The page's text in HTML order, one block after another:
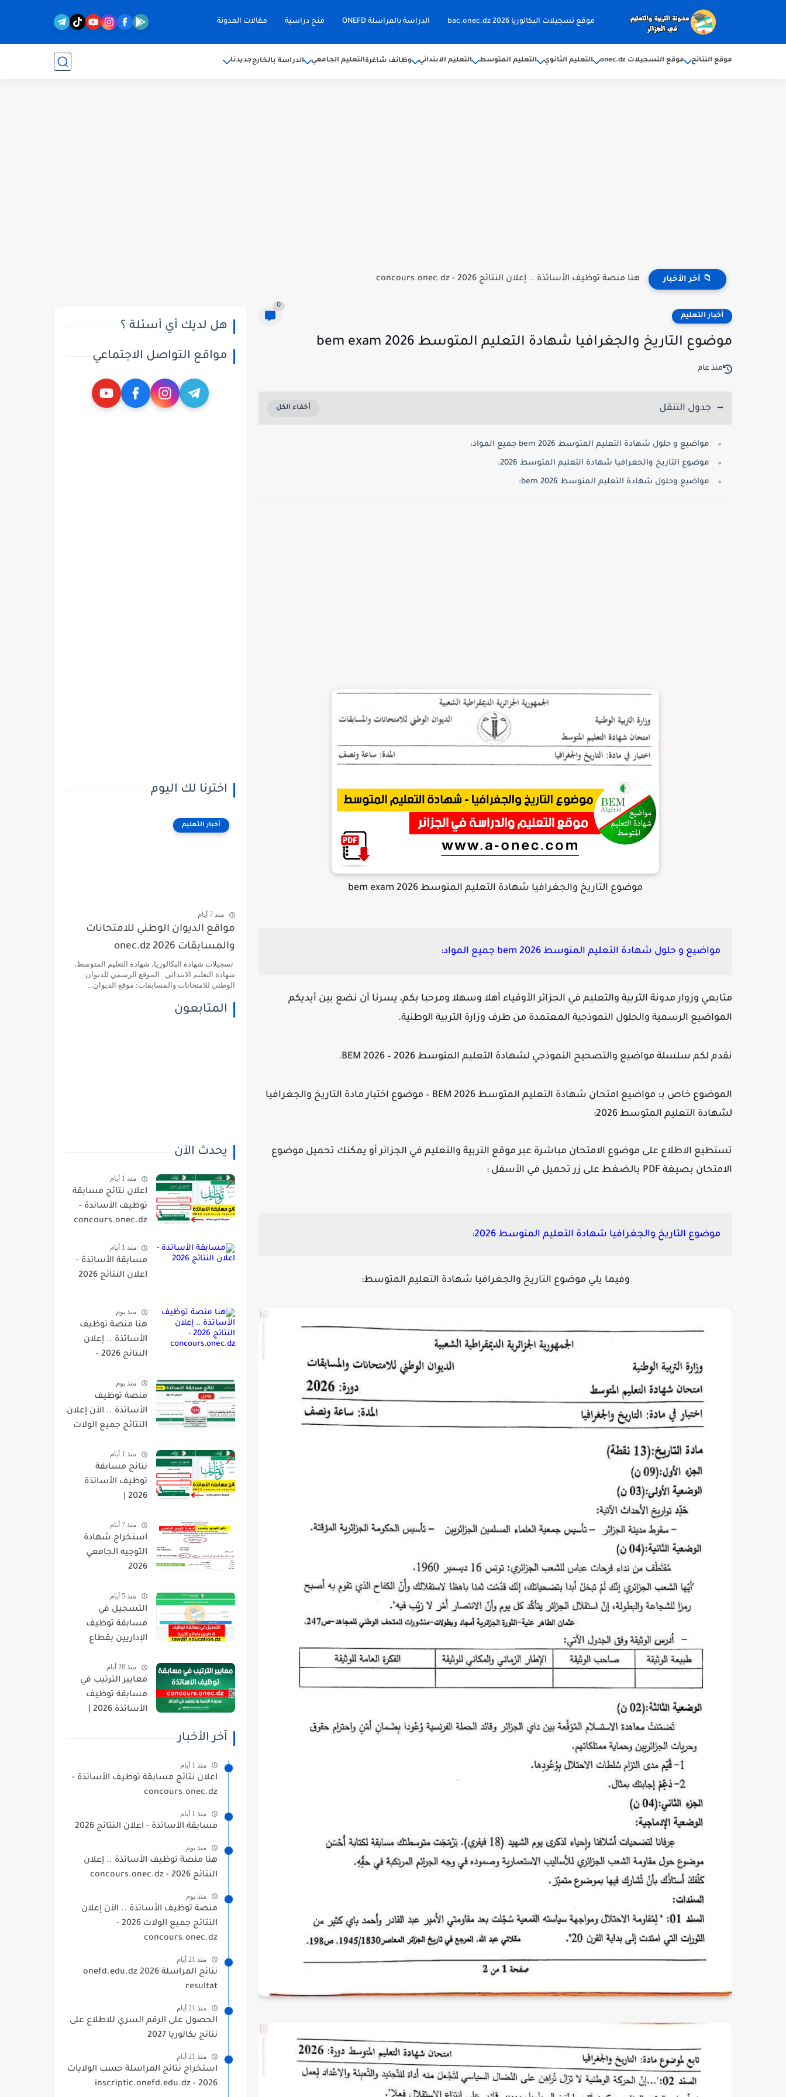
موقع تسجيلات البكالوريا 2026 bac.onec.dz الدراسة بالمراسلة ONEFD منح دراسية مقالات المدونة
موقع النتائج موقع التسجيلات onec.dz التعليم الثانوي التعليم المتوسط التعليم الابتدائي وظائف شاغرةالتعليم الجامعي الدراسة بالخارججديدنا
📁 آخر الأخبار هنا منصة توظيف الأساتذة .. إعلان النتائج 2026 - concours.onec.dz
أخبار التعليم
0
موضوع التاريخ والجغرافيا شهادة التعليم المتوسط 2026 bem exam
منذ عام
جدول التنقل
مواضيع و حلول شهادة التعليم المتوسط 2026 bem جميع المواد:
موضوع التاريخ والجغرافيا شهادة التعليم المتوسط 2026:
مواضيع وحلول شهادة التعليم المتوسط 2026 bem:
موضوع التاريخ والجغرافيا شهادة التعليم المتوسط 2026 bem exam
مواضيع و حلول شهادة التعليم المتوسط 2026 bem جميع المواد:
متابعي وزوار مدونة التربية والتعليم في الجزائر الأوفياء أهلا وسهلا ومرحبا بكم، يسرنا أن نضع بين أيديكم
المواضيع الرسمية والحلول النموذجية المعتمدة من طرف وزارة التربية الوطنية.
نقدم لكم سلسلة مواضيع والتصحيح النموذجي لشهادة التعليم المتوسط 2026 – BEM 2026.
الموضوع خاص بـ: مواضيع امتحان شهادة التعليم المتوسط 2026 BEM – موضوع اختبار مادة التاريخ والجغرافيا
لشهادة التعليم المتوسط 2026:
تستطيع الاطلاع على موضوع الامتحان مباشرة عبر موقع التربية والتعليم في الجزائر أو يمكنك تحميل موضوع
الامتحان بصيغة PDF بالضغط على زر تحميل في الأسفل :
موضوع التاريخ والجغرافيا شهادة التعليم المتوسط 2026:
وفيما يلي موضوع التاريخ والجغرافيا شهادة التعليم المتوسط:
هل لديك أي أسئلة ؟
مواقع التواصل الاجتماعي
اخترنا لك اليوم
أخبار التعليم
منذ 7 أيام
مواقع الديوان الوطني للامتحانات
والمسابقات 2026 onec.dz
تسجيلات شهادة البكالوريا، شهادة التعليم المتوسط،
شهادة التعليم الابتدائي الموقع الرسمي للديوان
الوطني للامتحانات والمسابقات: موقع الديوان...
المتابعون
يحدث الآن
منذ 1 أيام
اعلان نتائج مسابقة
توظيف الأساتذة -
concours.onec.dz
منذ 1 أيام
مسابقة الأساتذة -
اعلان النتائج 2026
منذ يوم
هنا منصة توظيف
الأساتذة .. إعلان
النتائج 2026 -
منذ يوم
منصة توظيف
الأساتذة .. الآن إعلان
النتائج جميع الولات
concours.onec.dz
منذ 1 أيام
نتائج مسابقة
توظيف الأساتذة
résultat
منذ 7 أيام
استخراج شهادة
التوجيه الجامعي
2026
منذ 5 أيام
التسجيل في
مسابقة توظيف
الإداريين بقطاع
tawdif.education.dz
منذ 28 أيام
معايير الترتيب في
مسابقة توظيف
آخر الأخبار
منذ 1 أيام
اعلان نتائج مسابقة توظيف الأساتذة -
concours.onec.dz
منذ 1 أيام
مسابقة الأساتذة - اعلان النتائج 2026
منذ يوم
هنا منصة توظيف الأساتذة .. إعلان
النتائج 2026 - concours.onec.dz
منذ يوم
منصة توظيف الأساتذة .. الآن إعلان
النتائج جميع الولات 2026 -
concours.onec.dz
منذ 21 أيام
نتائج المراسلة 2026 onefd.edu.dz
resultat
منذ 21 أيام
الحصول على الرقم السري للاطلاع على
نتائج بكالوريا 2027
منذ 21 أيام
استخراج نتائج المراسلة حسب الولايات
2026 - inscriptic.onefd.edu.dz